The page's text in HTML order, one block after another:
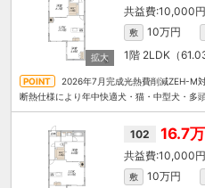
10,000円
敷 10万円
1階 2LDK（
2026年7月完成光熱費削減ZEH-M
断熱仕様により年中快適犬・猫・中型犬・多
102 16.7
10,000円
敷 10万円